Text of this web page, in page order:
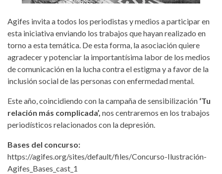
Agifes invita a todos los periodistas y medios a participar en
esta iniciativa enviando los trabajos que hayan realizado en
torno a esta temática. De esta forma, la asociación quiere
agradecer y potenciar la importantísima labor de los medios
de comunicación en la lucha contra el estigma y a favor de la
inclusión social de las personas con enfermedad mental.
Este año, coincidiendo con la campaña de sensibilización ‘Tu
relación más complicada’, nos centraremos en los trabajos
periodísticos relacionados con la depresión.
Bases del concurso:
https://agifes.org/sites/default/files/Concurso-Ilustración-
Agifes_Bases_cast_1